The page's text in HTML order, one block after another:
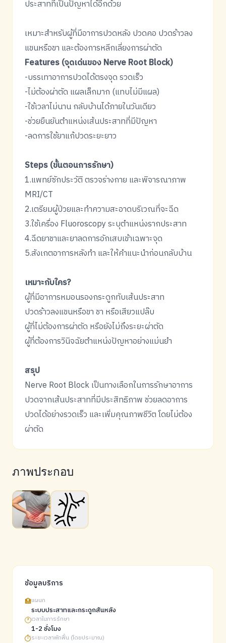
ประสาทที่เป็นปัญหาได้อีกด้วย
เหมาะสำหรับผู้ที่มีอาการปวดหลัง ปวดคอ ปวดร้าวลง
แขนหรือขา และต้องการหลีกเลี่ยงการผ่าตัด
Features (จุดเด่นของ Nerve Root Block)
-บรรเทาอาการปวดได้ตรงจุด รวดเร็ว
-ไม่ต้องผ่าตัด แผลเล็กมาก (แทบไม่มีแผล)
-ใช้เวลาไม่นาน กลับบ้านได้ภายในวันเดียว
-ช่วยยืนยันตำแหน่งเส้นประสาทที่มีปัญหา
-ลดการใช้ยาแก้ปวดระยะยาว
Steps (ขั้นตอนการรักษา)
1.แพทย์ซักประวัติ ตรวจร่างกาย และพิจารณาภาพ
MRI/CT
2.เตรียมผู้ป่วยและทำความสะอาดบริเวณที่จะฉีด
3.ใช้เครื่อง Fluoroscopy ระบุตำแหน่งรากประสาท
4.ฉีดยาชาและยาลดการอักเสบเข้าเฉพาะจุด
5.สังเกตอาการหลังทำ และให้คำแนะนำก่อนกลับบ้าน
เหมาะกับใคร?
ผู้ที่มีอาการหมอนรองกระดูกทับเส้นประสาท
ปวดร้าวลงแขนหรือขา ชา หรือเสียวแปล๊บ
ผู้ที่ไม่ต้องการผ่าตัด หรือยังไม่ถึงระยะผ่าตัด
ผู้ที่ต้องการวินิจฉัยตำแหน่งปัญหาอย่างแม่นยำ
สรุป
Nerve Root Block เป็นทางเลือกในการรักษาอาการ
ปวดจากเส้นประสาทที่มีประสิทธิภาพ ช่วยลดอาการ
ปวดได้อย่างรวดเร็ว และเพิ่มคุณภาพชีวิต โดยไม่ต้อง
ผ่าตัด
ภาพประกอบ
ข้อมูลบริการ
🏥แผนก
ระบบประสาทและกระดูกสันหลัง
🕐เวลาในการรักษา
1-2 ชั่งโมง
⏱️ระยะเวลาพักฟื้น (โดยประมาณ)